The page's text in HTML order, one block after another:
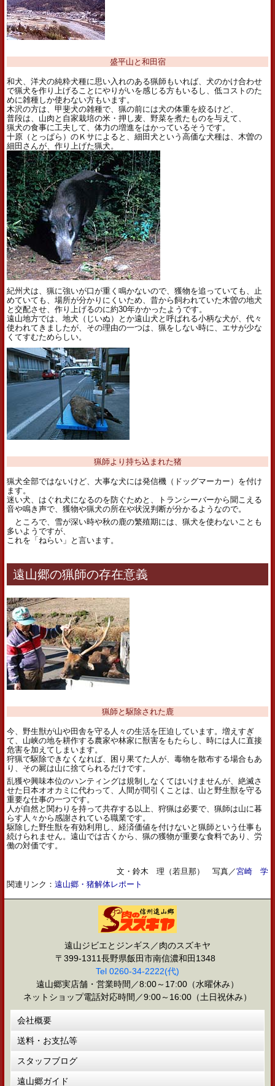
盛平山と和田宿
和犬、洋犬の純粋犬種に思い入れのある猟師もいれば、犬のかけ合わせ
で猟犬を作り上げることにやりがいを感じる方もいるし、低コストのた
めに雑種しか使わない方もいます。
木沢の方は、甲斐犬の雑種で、猟の前には犬の体重を絞るけど、
普段は、山肉と自家栽培の米・押し麦、野菜を煮たものを与えて、
猟犬の食事に工夫して、体力の増進をはかっているそうです。
十原（とっぱら）のＫサによると、細田犬という高価な犬種は、木曽の
細田さんが、作り上げた猟犬。
紀州犬は、猟に強いが口が重く鳴かないので、獲物を追っていても、止
めていても、場所が分かりにくいため、昔から飼われていた木曽の地犬
と交配させ、作り上げるのに約30年かかったようです。
遠山地方では、地犬（じいぬ）とか遠山犬と呼ばれる小柄な犬が、代々
使われてきましたが、その理由の一つは、猟をしない時に、エサが少な
くてすむためらしい。
猟師より持ち込まれた猪
猟犬全部ではないけど、大事な犬には発信機（ドッグマーカー）を付け
ます。
迷い犬、はぐれ犬になるのを防ぐためと、トランシーバーから聞こえる
音や鳴き声で、獲物や猟犬の所在や状況判断が分かるようなので。
ところで、雪が深い時や秋の鹿の繁殖期には、猟犬を使わないことも
多いようですが、
これを「ねらい」と言います。
遠山郷の猟師の存在意義
猟師と駆除された鹿
今、野生獣が山や田舎を守る人々の生活を圧迫しています。増えすぎ
て、山峡の地を耕作する農家や林家に獣害をもたらし、時には人に直接
危害を加えてしまいます。
狩猟で駆除できなくなれば、困り果てた人が、毒物を散布する場合もあ
り、その屍は山に捨てられるだけです。
乱獲や興味本位のハンティングは規制しなくてはいけませんが、絶滅さ
せた日本オオカミに代わって、人間が間引くことは、山と野生獣を守る
重要な仕事の一つです。
人が自然と関わりを持って共存する以上、狩猟は必要で、猟師は山に暮
らす人々から感謝されている職業です。
駆除した野生獣を有効利用し、経済価値を付けないと猟師という仕事も
続けられません。遠山では古くから、猟の獲物が重要な食料であり、労
働の対価です。
文・鈴木 理（若旦那） 写真／宮崎 学
関連リンク：遠山郷・猪解体レポート
遠山ジビエとジンギス／肉のスズキヤ
〒399-1311長野県飯田市南信濃和田1348
Tel 0260-34-2222(代)
遠山郷実店舗・営業時間／8:00～17:00（水曜休み）
ネットショップ電話対応時間／9:00～16:00（土日祝休み）
会社概要
送料・お支払等
スタッフブログ
遠山郷ガイド